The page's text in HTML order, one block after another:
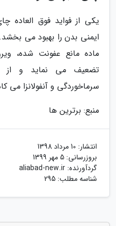
یکی از فواید فوق
ایمنی بدن را بهبود می
ماده مانع عفونت شده،
تضعیف می نماید و از
سرماخوردگی و آنفولانزا می
منبع: برترین ها
انتشار: 10 مرداد 1398
بروزرسانی: 5 مهر 1399
گردآورنده: aliabad-new.ir
شناسه مطلب: 295